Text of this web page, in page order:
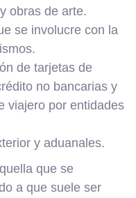
obras de arte.
se involucre con la
de tarjetas de
no bancarias y
viajero por entidades
y aduanales.
que se
a que suele ser